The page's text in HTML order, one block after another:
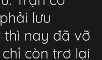
lưu
thì nay đã vỡ
còn trơ lại